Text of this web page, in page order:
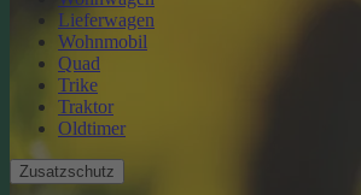
Lieferwagen
Wohnmobil
Quad
Trike
Traktor
Oldtimer
Zusatzschutz